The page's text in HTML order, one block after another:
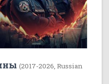
(2017-2026, Russian